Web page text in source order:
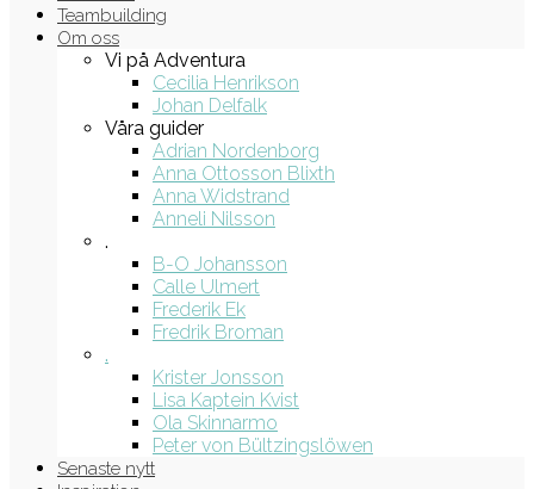
Teambuilding
Om oss
Vi på Adventura
Cecilia Henrikson
Johan Delfalk
Våra guider
Adrian Nordenborg
Anna Ottosson Blixth
Anna Widstrand
Anneli Nilsson
.
B-O Johansson
Calle Ulmert
Frederik Ek
Fredrik Broman
.
Krister Jonsson
Lisa Kaptein Kvist
Ola Skinnarmo
Peter von Bültzingslöwen
Senaste nytt